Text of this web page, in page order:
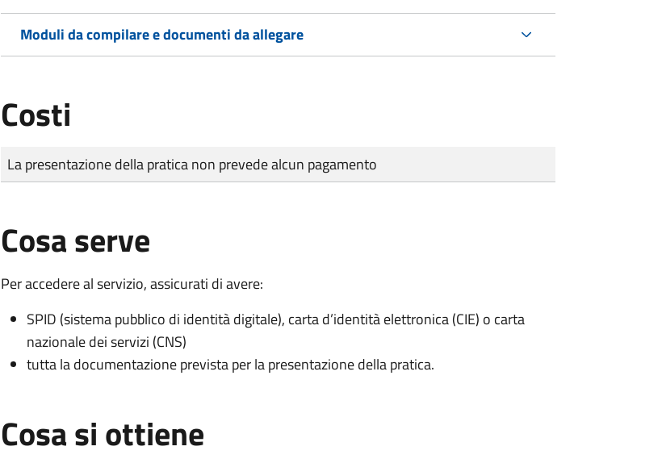
Moduli da compilare e documenti da allegare
Costi
Tipo di pagamento
Importo
La presentazione della pratica non prevede alcun pagamento
Cosa serve
Per accedere al servizio, assicurati di avere:
SPID (sistema pubblico di identità digitale), carta d’identità elettronica (CIE) o carta
nazionale dei servizi (CNS)
tutta la documentazione prevista per la presentazione della pratica.
Cosa si ottiene